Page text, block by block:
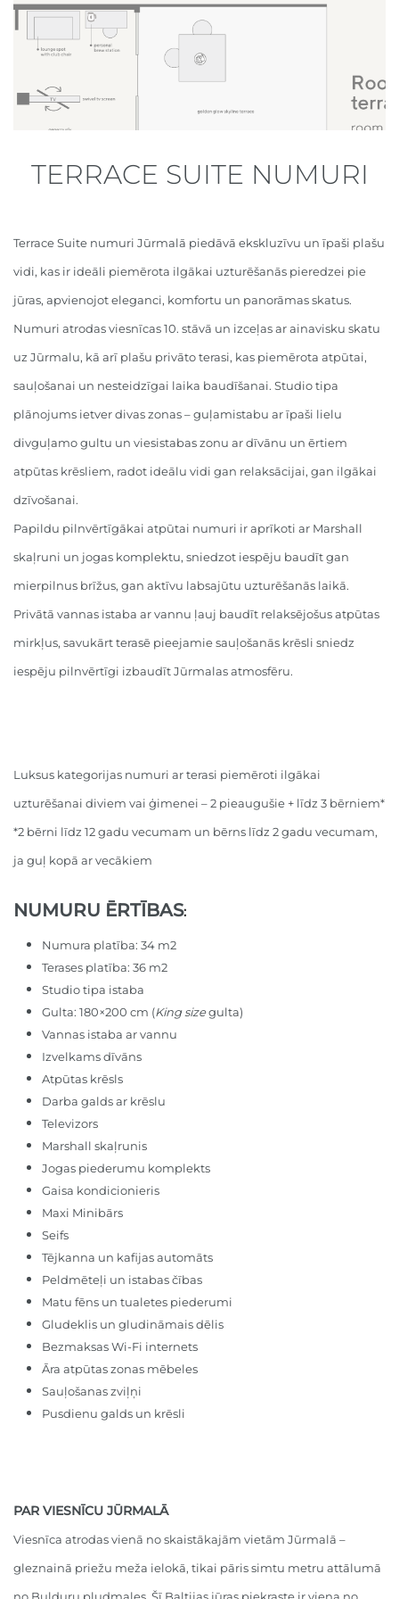
TERRACE SUITE NUMURI
Terrace Suite numuri Jūrmalā piedāvā ekskluzīvu un īpaši plašu
vidi, kas ir ideāli piemērota ilgākai uzturēšanās pieredzei pie
jūras, apvienojot eleganci, komfortu un panorāmas skatus.
Numuri atrodas viesnīcas 10. stāvā un izceļas ar ainavisku skatu
uz Jūrmalu, kā arī plašu privāto terasi, kas piemērota atpūtai,
sauļošanai un nesteidzīgai laika baudīšanai. Studio tipa
plānojums ietver divas zonas – guļamistabu ar īpaši lielu
divguļamo gultu un viesistabas zonu ar dīvānu un ērtiem
atpūtas krēsliem, radot ideālu vidi gan relaksācijai, gan ilgākai
dzīvošanai.
Papildu pilnvērtīgākai atpūtai numuri ir aprīkoti ar Marshall
skaļruni un jogas komplektu, sniedzot iespēju baudīt gan
mierpilnus brīžus, gan aktīvu labsajūtu uzturēšanās laikā.
Privātā vannas istaba ar vannu ļauj baudīt relaksējošus atpūtas
mirkļus, savukārt terasē pieejamie sauļošanās krēsli sniedz
iespēju pilnvērtīgi izbaudīt Jūrmalas atmosfēru.
Luksus kategorijas numuri ar terasi piemēroti ilgākai
uzturēšanai diviem vai ģimenei – 2 pieaugušie + līdz 3 bērniem*
*2 bērni līdz 12 gadu vecumam un bērns līdz 2 gadu vecumam,
ja guļ kopā ar vecākiem
NUMURU ĒRTĪBAS:
Numura platība: 34 m2
Terases platība: 36 m2
Studio tipa istaba
Gulta: 180×200 cm (King sizegulta)
Vannas istaba ar vannu
Izvelkams dīvāns
Atpūtas krēsls
Darba galds ar krēslu
Televizors
Marshall skaļrunis
Jogas piederumu komplekts
Gaisa kondicionieris
Maxi Minibārs
Seifs
Tējkanna un kafijas automāts
Peldmēteļi un istabas čības
Matu fēns un tualetes piederumi
Gludeklis un gludināmais dēlis
Bezmaksas Wi-Fi internets
Āra atpūtas zonas mēbeles
Sauļošanas zviļņi
Pusdienu galds un krēsli
PAR VIESNĪCU JŪRMALĀ
Viesnīca atrodas vienā no skaistākajām vietām Jūrmalā –
gleznainā priežu meža ielokā, tikai pāris simtu metru attālumā